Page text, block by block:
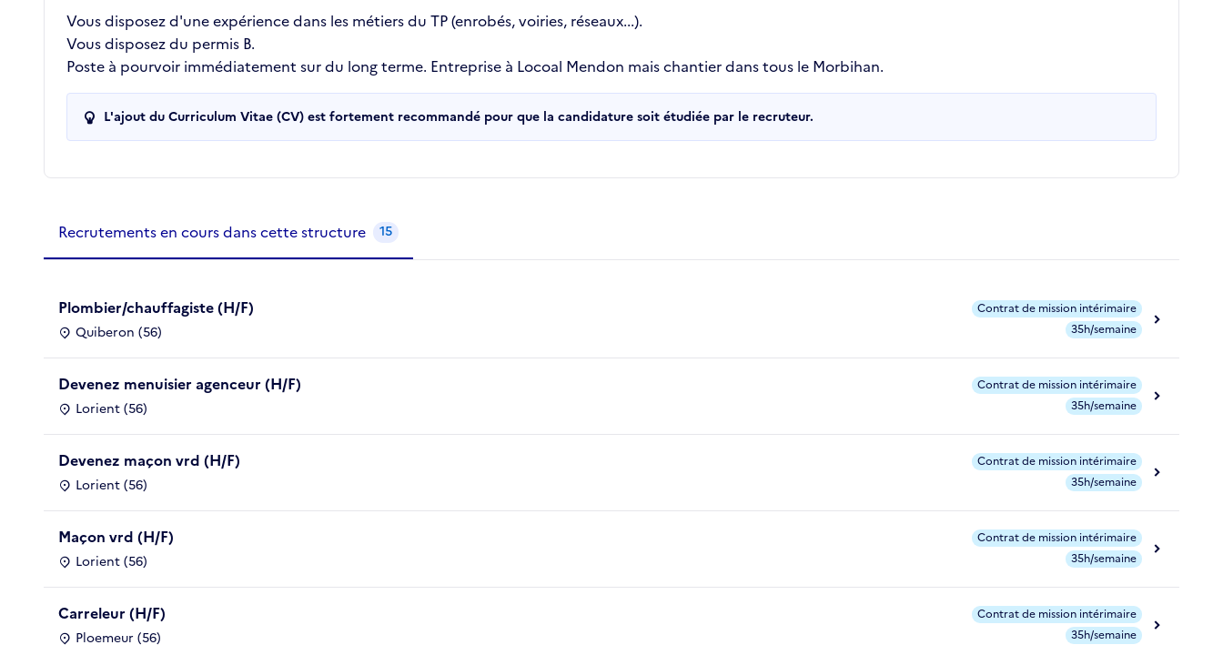
Vous disposez d'une expérience dans les métiers du TP (enrobés, voiries, réseaux...).
Vous disposez du permis B.
Poste à pourvoir immédiatement sur du long terme. Entreprise à Locoal Mendon mais chantier dans tous le Morbihan.
L'ajout du Curriculum Vitae (CV) est fortement recommandé pour que la candidature soit étudiée par le recruteur.
Recrutements de la structure
Recrutements en cours dans cette structure 15
Plombier/chauffagiste (H/F)
Quiberon (56)
Contrat de mission intérimaire
35h/semaine
Devenez menuisier agenceur (H/F)
Lorient (56)
Contrat de mission intérimaire
35h/semaine
Devenez maçon vrd (H/F)
Lorient (56)
Contrat de mission intérimaire
35h/semaine
Maçon vrd (H/F)
Lorient (56)
Contrat de mission intérimaire
35h/semaine
Carreleur (H/F)
Ploemeur (56)
Contrat de mission intérimaire
35h/semaine